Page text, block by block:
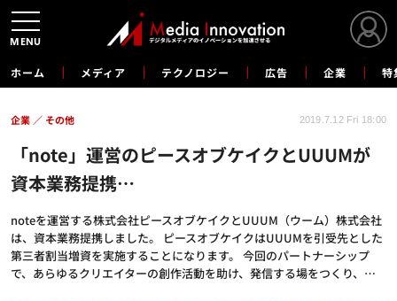
ホーム メディア テクノロジー 広告 企業 特
「note」運営のピースオブケイクとUUUMが
資本業務提携…
noteを運営する株式会社ピースオブケイクとUUUM（ウーム）株式会社
は、資本業務提携しました。 ピースオブケイクはUUUMを引受先とした
第三者割当増資を実施することになります。 今回のパートナーシップ
で、あらゆるクリエイターの創作活動を助け、発信する場をつくり、…
企業 その他 2019.7.12 Fri 18:00
MENU